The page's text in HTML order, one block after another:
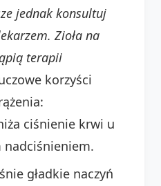
jednak konsultuj
Zioła na
terapii
korzyści
ciśnienie krwi u
nadciśnieniem.
gładkie naczyń